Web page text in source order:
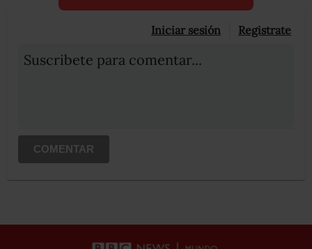
Iniciar sesión Registrate
Suscribete para comentar...
COMENTAR